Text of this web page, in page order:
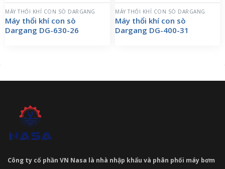
MÁY THỔI KHÍ CON SÒ DARGANG
Máy thổi khí con sò
Dargang DG-630-26
MÁY THỔI KHÍ CON SÒ DARGANG
Máy thổi khí con sò
Dargang DG-400-31
Công ty cổ phần VN Nasa là nhà nhập khẩu và phân phối máy bơm